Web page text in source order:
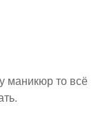
маникюр то всё